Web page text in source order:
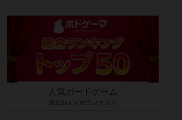
人気ボードゲーム
総合おすすめランキング